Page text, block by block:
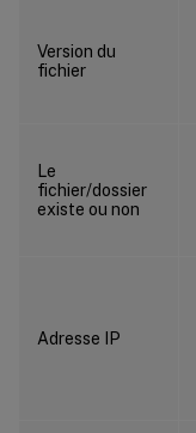
Version du
fichier
Le
fichier/dossier
existe ou non
Adresse IP